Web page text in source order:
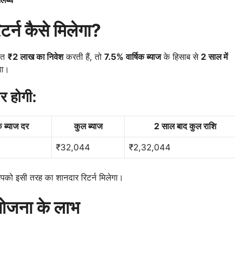
कैसे मिलेगा?
₹2 लाख का निवेशकरती हैं, तो 7.5% वार्षिक ब्याजके हिसाब से 2 साल में
होगी:
ब्याज दर कुल ब्याज 2 साल बाद कुल राशि
₹32,044 ₹2,32,044
इसी तरह का शानदार रिटर्न मिलेगा।
के लाभ